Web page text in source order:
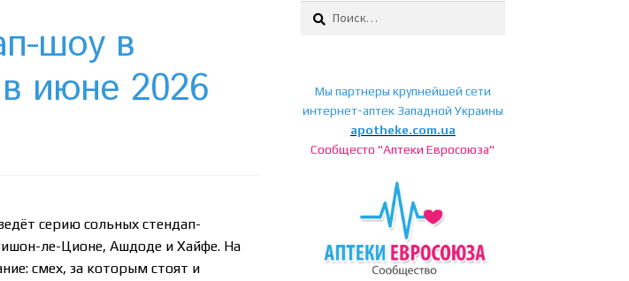
шоу в
июне 2026
серию сольных стендап-
ле-Ционе, Ашдоде и Хайфе. На
смех, за которым стоят и
Найти:
Мы партнеры крупнейшей сети
интернет-аптек Западной Украины
apotheke.com.ua
Сообщесто "Аптеки Евросоюза"